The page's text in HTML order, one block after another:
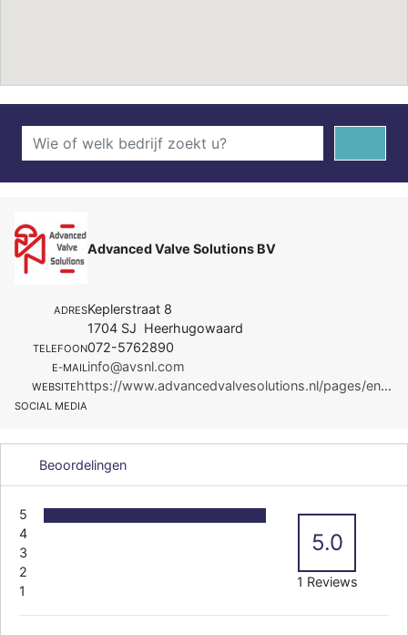
Advanced Valve Solutions BV
ADRESKeplerstraat 8
1704 SJ Heerhugowaard
TELEFOON072-5762890
E-MAILinfo@avsnl.com
WEBSITE https://www.advancedvalvesolutions.nl/pages/en/home.php
SOCIAL MEDIA
Beoordelingen
5
4
3
2
1
5.0
1 Reviews